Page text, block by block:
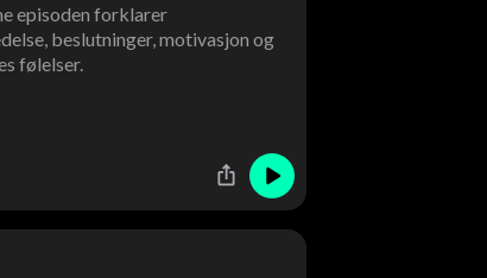
episoden forklarer
beslutninger, motivasjon og
følelser.